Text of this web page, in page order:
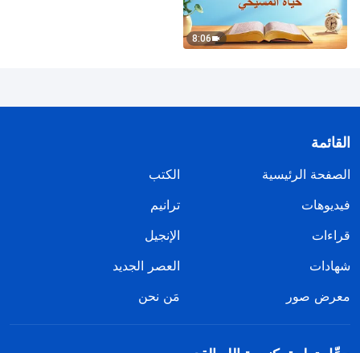
8:06
القائمة
الصفحة الرئيسية
الكتب
فيديوهات
ترانيم
قراءات
الإنجيل
شهادات
العصر الجديد
معرض صور
مَن نحن